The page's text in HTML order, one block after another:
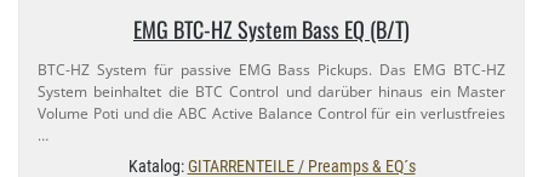
EMG BTC-​HZ System Bass EQ (B/​T)
BTC-​HZ System für passive EMG Bass Pickups. Das EMG BTC-​HZ
System beinhaltet die BTC Control und darüber hinaus ein Master
Volume Poti und die ABC Active Balance Control für ein verlustfreies
…
Katalog:GITARRENTEILE / Preamps & EQ´s